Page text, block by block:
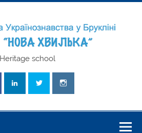
"Нова
Heritage school